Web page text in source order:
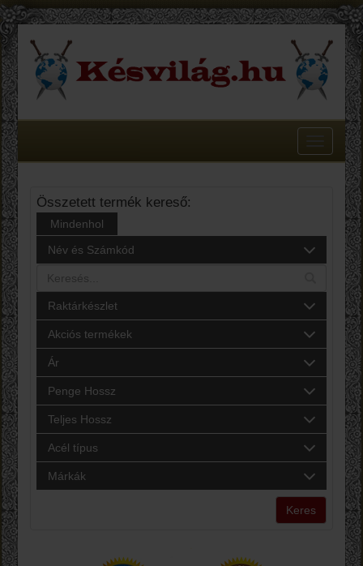
Toggle
Összetett termék kereső:
Mindenhol
Név és Számkód
Raktárkészlet
Akciós termékek
Ár
Penge Hossz
Teljes Hossz
Acél típus
Márkák
Keres